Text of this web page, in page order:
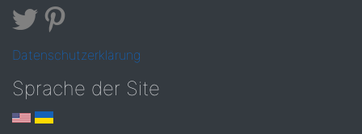
Datenschutzerklärung
Sprache der Site